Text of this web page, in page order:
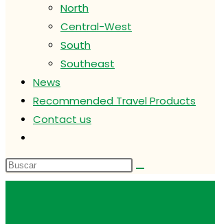
North
Central-West
South
Southeast
News
Recommended Travel Products
Contact us
búsqueda
de